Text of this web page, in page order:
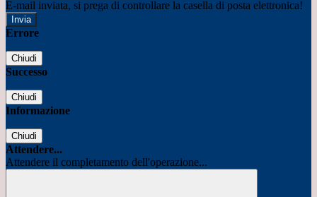
E-mail inviata, si prega di controllare la casella di posta elettronica!
Errore
Chiudi
Successo
Chiudi
Informazione
Chiudi
Attendere...
Attendere il completamento dell'operazione...